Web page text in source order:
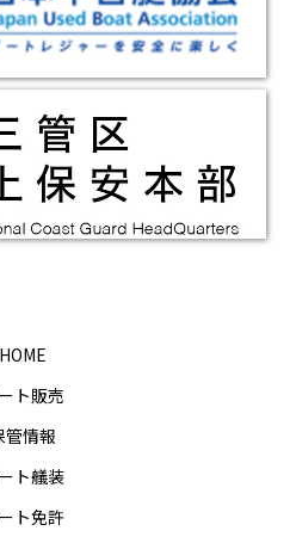
HOME
ト販売
管情報
ト艤装
ト免許